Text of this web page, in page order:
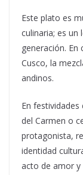
Este plato es
culinaria; es un
generación. En
Cusco, la
andinos.
En
del Carmen o
protagonista,
identidad
acto de amor y